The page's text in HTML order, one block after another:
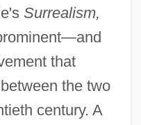
Surrealism,
that
the two
century. A